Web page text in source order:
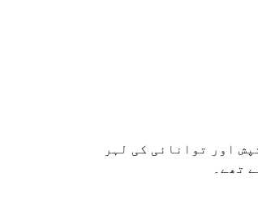
اور توانائی کی لہر
تھے۔